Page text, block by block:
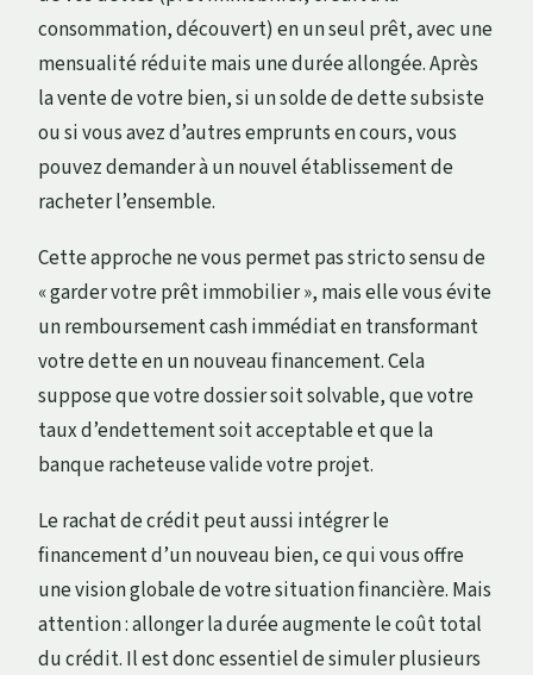
consommation, découvert) en un seul prêt, avec une
mensualité réduite mais une durée allongée. Après
la vente de votre bien, si un solde de dette subsiste
ou si vous avez d’autres emprunts en cours, vous
pouvez demander à un nouvel établissement de
racheter l’ensemble.
Cette approche ne vous permet pas stricto sensu de
« garder votre prêt immobilier », mais elle vous évite
un remboursement cash immédiat en transformant
votre dette en un nouveau financement. Cela
suppose que votre dossier soit solvable, que votre
taux d’endettement soit acceptable et que la
banque racheteuse valide votre projet.
Le rachat de crédit peut aussi intégrer le
financement d’un nouveau bien, ce qui vous offre
une vision globale de votre situation financière. Mais
attention : allonger la durée augmente le coût total
du crédit. Il est donc essentiel de simuler plusieurs